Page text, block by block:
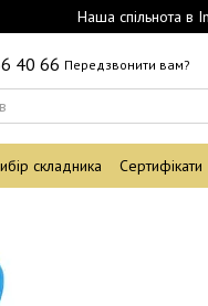
Наша спільнота в
40 66 Передзвонити вам?
складника Сертифікати